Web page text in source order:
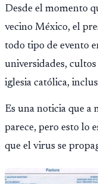
Desde el momento
vecino México, el
todo tipo de evento
universidades,
iglesia católica,
Es una noticia que a
parece, pero esto lo
que el virus se